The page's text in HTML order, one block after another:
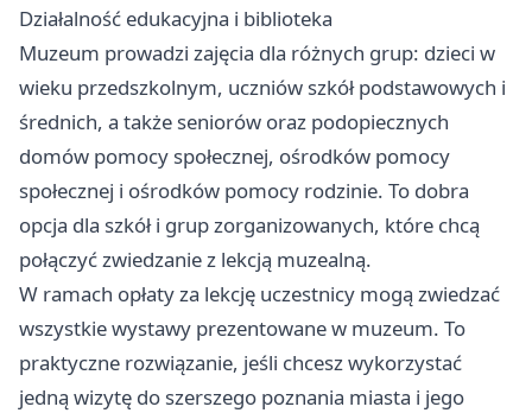
Działalność edukacyjna i biblioteka
Muzeum prowadzi zajęcia dla różnych grup: dzieci w
wieku przedszkolnym, uczniów szkół podstawowych i
średnich, a także seniorów oraz podopiecznych
domów pomocy społecznej, ośrodków pomocy
społecznej i ośrodków pomocy rodzinie. To dobra
opcja dla szkół i grup zorganizowanych, które chcą
połączyć zwiedzanie z lekcją muzealną.
W ramach opłaty za lekcję uczestnicy mogą zwiedzać
wszystkie wystawy prezentowane w muzeum. To
praktyczne rozwiązanie, jeśli chcesz wykorzystać
jedną wizytę do szerszego poznania miasta i jego